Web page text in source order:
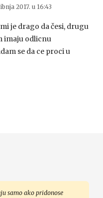
2017. u 16:43
je drago da česi, drugu
imaju odlicnu
se da ce proci u
samo ako pridonose